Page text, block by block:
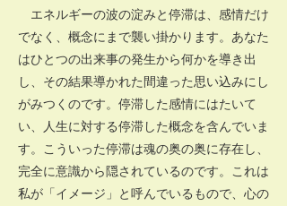
エネルギーの波の淀みと停滞は、感情だけ
でなく、概念にまで襲い掛かります。あなた
はひとつの出来事の発生から何かを導き出
し、その結果導かれた間違った思い込みにし
がみつくのです。停滞した感情にはたいて
い、人生に対する停滞した概念を含んでいま
す。こういった停滞は魂の奥の奥に存在し、
完全に意識から隠されているのです。これは
私が「イメージ」と呼んでいるもので、心の